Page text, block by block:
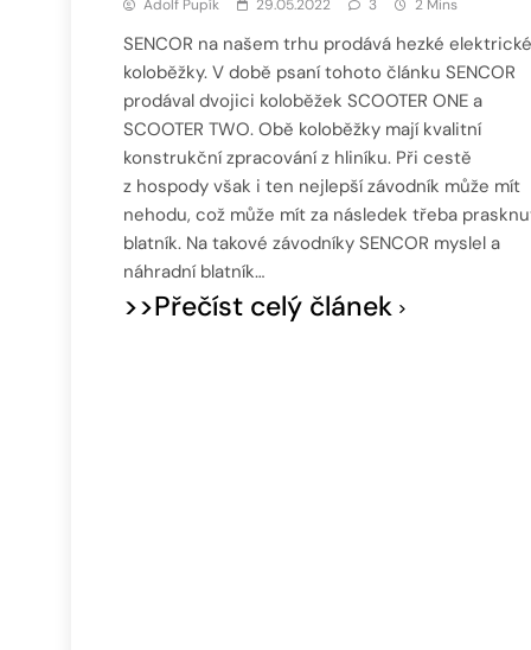
Adolf Pupík 29.05.2022 3 2 Mins
SENCOR na našem trhu prodává hezké elektrické
koloběžky. V době psaní tohoto článku SENCOR
prodával dvojici koloběžek SCOOTER ONE a
SCOOTER TWO. Obě koloběžky mají kvalitní
konstrukční zpracování z hliníku. Při cestě
z hospody však i ten nejlepší závodník může mít
nehodu, což může mít za následek třeba
blatník. Na takové závodníky SENCOR myslel a
náhradní blatník…
>>Přečíst celý článek